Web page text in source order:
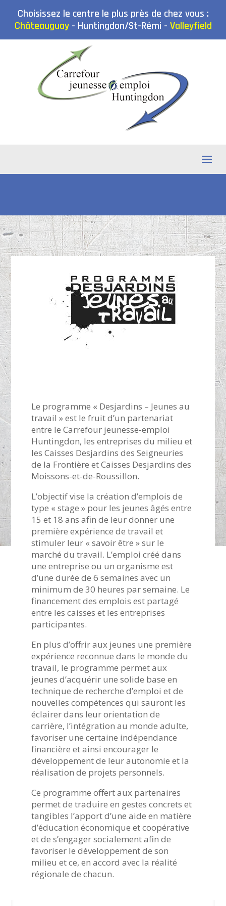
Choisissez le centre le plus près de chez vous :
Châteauguay- Huntingdon/St-Rémi - Valleyfield
Le programme « Desjardins – Jeunes au
travail » est le fruit d’un partenariat
entre le Carrefour jeunesse-emploi
Huntingdon, les entreprises du milieu et
les Caisses Desjardins des Seigneuries
de la Frontière et Caisses Desjardins des
Moissons-et-de-Roussillon.
L’objectif vise la création d’emplois de
type « stage » pour les jeunes âgés entre
15 et 18 ans afin de leur donner une
première expérience de travail et
stimuler leur « savoir être » sur le
marché du travail. L’emploi créé dans
une entreprise ou un organisme est
d’une durée de 6 semaines avec un
minimum de 30 heures par semaine. Le
financement des emplois est partagé
entre les caisses et les entreprises
participantes.
En plus d’offrir aux jeunes une première
expérience reconnue dans le monde du
travail, le programme permet aux
jeunes d’acquérir une solide base en
technique de recherche d’emploi et de
nouvelles compétences qui sauront les
éclairer dans leur orientation de
carrière, l’intégration au monde adulte,
favoriser une certaine indépendance
financière et ainsi encourager le
développement de leur autonomie et la
réalisation de projets personnels.
Ce programme offert aux partenaires
permet de traduire en gestes concrets et
tangibles l’apport d’une aide en matière
d’éducation économique et coopérative
et de s’engager socialement afin de
favoriser le développement de son
milieu et ce, en accord avec la réalité
régionale de chacun.